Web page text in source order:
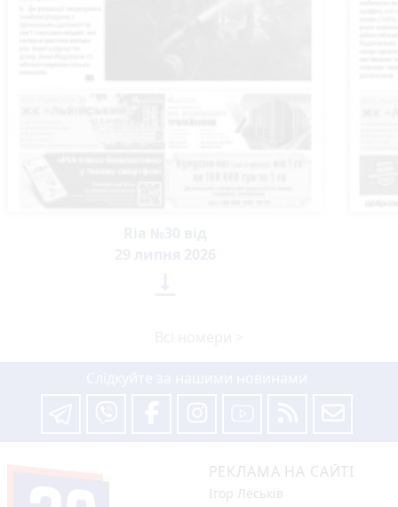
РЕКЛАМА НА САЙТІ
Ігор Леськів